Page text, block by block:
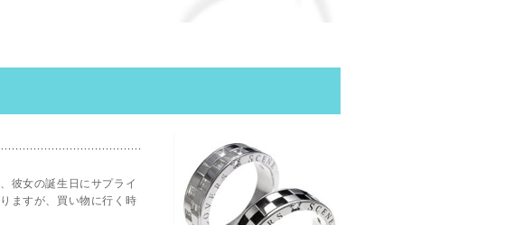
彼女の誕生日にサプライ
ますが、買い物に行く時